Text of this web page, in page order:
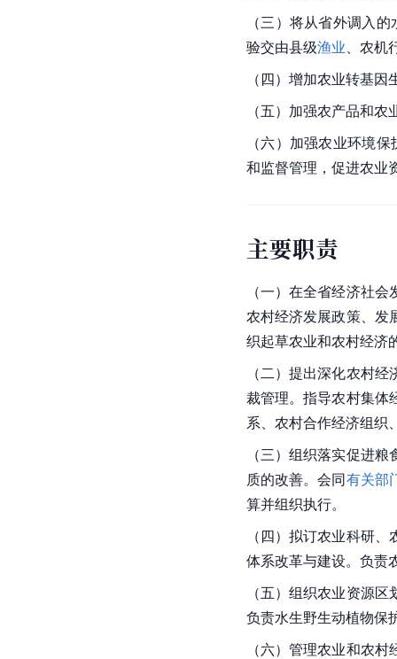
（三）将从省外调入
验交由县级渔业 、农
（四）增加农业转基
（五）加强农产品和农
（六）加强农业环境
和监督管理，促进农业
主要职责
（一）在全省经济社
农村经济发展政策、发
织起草农业和农村经济
（二）提出深化农村
裁管理。指导农村集体
系、农村合作经济组织
（三）组织落实促进
质的改善。会同有关部
算并组织执行。
（四）拟订农业科研
体系改革与建设。负责
（五）组织农业资源
负责水生野生动植物保
（六）管理农业和农